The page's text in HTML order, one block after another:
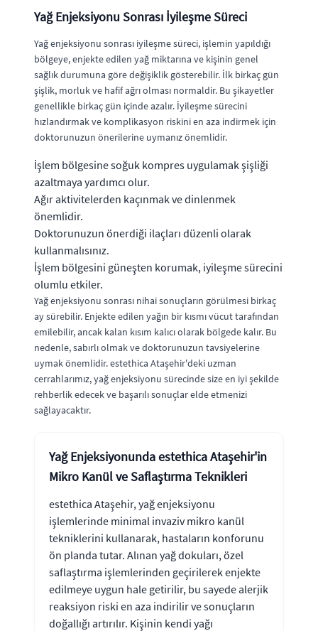
Yağ Enjeksiyonu Sonrası İyileşme Süreci
Yağ enjeksiyonu sonrası iyileşme süreci, işlemin yapıldığı
bölgeye, enjekte edilen yağ miktarına ve kişinin genel
sağlık durumuna göre değişiklik gösterebilir. İlk birkaç gün
şişlik, morluk ve hafif ağrı olması normaldir. Bu şikayetler
genellikle birkaç gün içinde azalır. İyileşme sürecini
hızlandırmak ve komplikasyon riskini en aza indirmek için
doktorunuzun önerilerine uymanız önemlidir.
İşlem bölgesine soğuk kompres uygulamak şişliği
azaltmaya yardımcı olur.
Ağır aktivitelerden kaçınmak ve dinlenmek
önemlidir.
Doktorunuzun önerdiği ilaçları düzenli olarak
kullanmalısınız.
İşlem bölgesini güneşten korumak, iyileşme sürecini
olumlu etkiler.
Yağ enjeksiyonu sonrası nihai sonuçların görülmesi birkaç
ay sürebilir. Enjekte edilen yağın bir kısmı vücut tarafından
emilebilir, ancak kalan kısım kalıcı olarak bölgede kalır. Bu
nedenle, sabırlı olmak ve doktorunuzun tavsiyelerine
uymak önemlidir. estethica Ataşehir'deki uzman
cerrahlarımız, yağ enjeksiyonu sürecinde size en iyi şekilde
rehberlik edecek ve başarılı sonuçlar elde etmenizi
sağlayacaktır.
Yağ Enjeksiyonunda estethica Ataşehir'in
Mikro Kanül ve Saflaştırma Teknikleri
estethica Ataşehir, yağ enjeksiyonu
işlemlerinde minimal invaziv mikro kanül
tekniklerini kullanarak, hastaların konforunu
ön planda tutar. Alınan yağ dokuları, özel
saflaştırma işlemlerinden geçirilerek enjekte
edilmeye uygun hale getirilir, bu sayede alerjik
reaksiyon riski en aza indirilir ve sonuçların
doğallığı artırılır. Kişinin kendi yağı